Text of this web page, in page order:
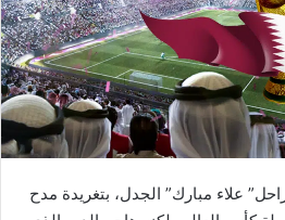
علاء مبارك” الجدل، بتغريدة مدح